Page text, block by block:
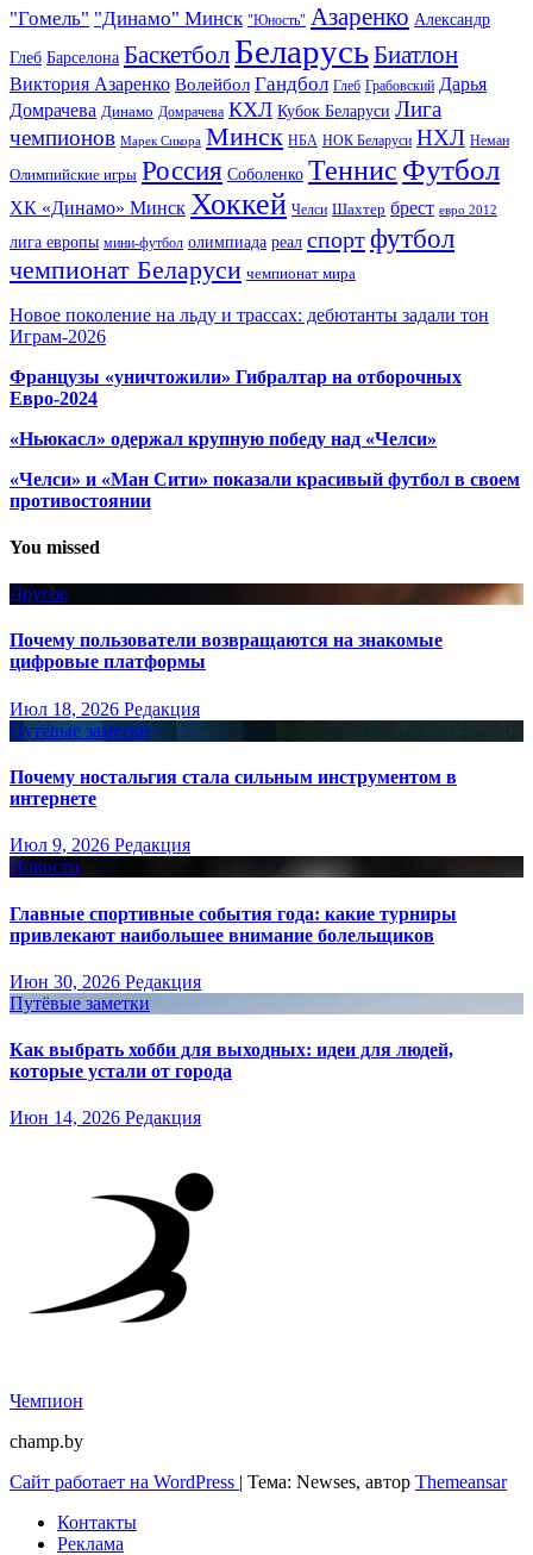
"Гомель" "Динамо" Минск "Юность" Азаренко Александр
Глеб Барселона Баскетбол БеларусьБиатлон
Виктория Азаренко Волейбол Гандбол Глеб Грабовский Дарья
Домрачева Динамо Домрачева КХЛ Кубок Беларуси Лига
чемпионов Марек Сикора Минск НБА НОК Беларуси НХЛ Неман
Олимпийские игры Россия Соболенко Теннис Футбол
ХК «Динамо» Минск Хоккей Челси Шахтер брест евро 2012
лига европы мини-футбол олимпиада реал спортфутбол
чемпионат Беларуси чемпионат мира
Новое поколение на льду и трассах: дебютанты задали тон
Играм-2026
Французы «уничтожили» Гибралтар на отборочных
Евро-2024
«Ньюкасл» одержал крупную победу над «Челси»
«Челси» и «Ман Сити» показали красивый футбол в своем
противостоянии
You missed
Другое
Почему пользователи возвращаются на знакомые
цифровые платформы
Июл 18, 2026 Редакция
Путёвые заметки
Почему ностальгия стала сильным инструментом в
интернете
Июл 9, 2026 Редакция
Новости
Главные спортивные события года: какие турниры
привлекают наибольшее внимание болельщиков
Июн 30, 2026 Редакция
Путёвые заметки
Как выбрать хобби для выходных: идеи для людей,
которые устали от города
Июн 14, 2026 Редакция
Чемпион
champ.by
Сайт работает на WordPress | Тема: Newses, автор Themeansar
Контакты
Реклама